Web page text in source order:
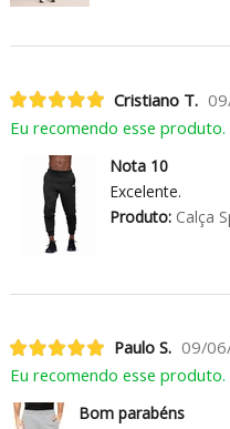
Cristiano T.
Eu recomendo esse produto.
Nota 10
Excelente.
Produto:Calça
Paulo S. 09/
Eu recomendo esse produto.
Bom parabéns